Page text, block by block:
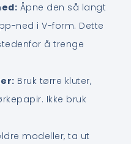
Åpne den så langt
ned i V-form. Dette
å trenge
Bruk tørre kluter,
Ikke bruk
modeller, ta ut